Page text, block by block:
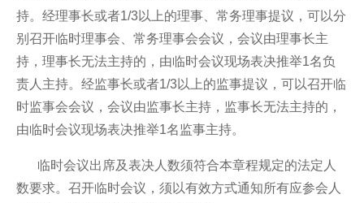
持。经理事长或者1/3以上的理事、常务理事提议，可以分
别召开临时理事会、常务理事会会议，会议由理事长主
持，理事长无法主持的，由临时会议现场表决推举1名负
责人主持。经监事长或者1/3以上的监事提议，可以召开临
时监事会会议，会议由监事长主持，监事长无法主持的，
由临时会议现场表决推举1名监事主持。
临时会议出席及表决人数须符合本章程规定的法定人
数要求。召开临时会议，须以有效方式通知所有应参会人